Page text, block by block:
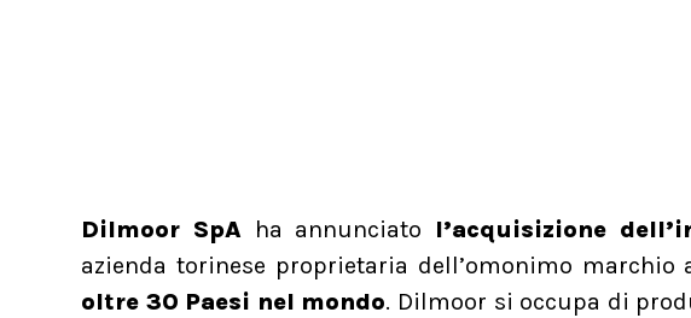
Dilmoor SpA ha annunciato l’acquisizione
azienda torinese proprietaria dell’omonimo marchio
oltre 30 Paesi nel mondo. Dilmoor si occupa di